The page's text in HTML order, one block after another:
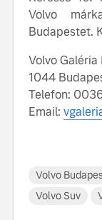
Volvo
Budapestet.
Volvo
1044
Telefon:
Email:
Volvo
Volvo Suv